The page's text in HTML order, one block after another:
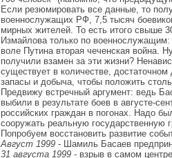
Если резюмировать все данные, то
военнослужащих РФ, 7,5 тысяч
мирных жителей. То есть итого свыше
Измайлова только по
воле Путина вторая чеченская война.
получили взамен за эти жизни?
существует в количестве,
запасы и добыча, чтобы положить
Предвижу встречный аргумент: ведь
выбили в результате боев в августе-
российских граждан в погонах. Надо
сооружать реальную
Попробуем восстановить развитие
Август 1999 - Шамиль Басаев
31 августа 1999 - взрыв в самом